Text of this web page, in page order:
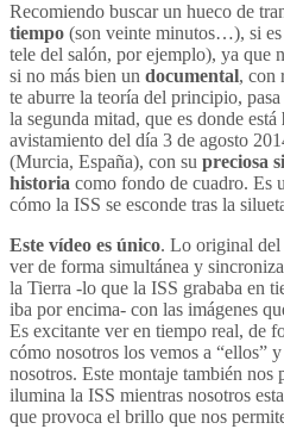
Recomiendo buscar un hueco de
tiempo (son veinte minutos…), si es
tele del salón, por ejemplo), ya que
si no más bien un documental, con
te aburre la teoría del principio,
la segunda mitad, que es donde está
avistamiento del día 3 de agosto
(Murcia, España), con su preciosa
historia como fondo de cuadro. Es
cómo la ISS se esconde tras la
Este vídeo es único. Lo original del
ver de forma simultánea y
la Tierra -lo que la ISS grababa en
iba por encima- con las imágenes
Es excitante ver en tiempo real, de
cómo nosotros los vemos a “ellos”
nosotros. Este montaje también nos
ilumina la ISS mientras nosotros
que provoca el brillo que nos